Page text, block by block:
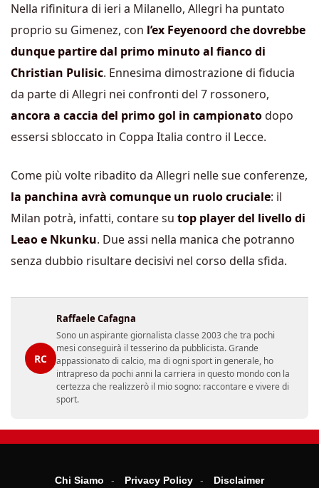
Nella rifinitura di ieri a Milanello, Allegri ha puntato
proprio su Gimenez, con l’ex Feyenoord che dovrebbe
dunque partire dal primo minuto al fianco di
Christian Pulisic. Ennesima dimostrazione di fiducia
da parte di Allegri nei confronti del 7 rossonero,
ancora a caccia del primo gol in campionatodopo
essersi sbloccato in Coppa Italia contro il Lecce.
Come più volte ribadito da Allegri nelle sue conferenze,
la panchina avrà comunque un ruolo cruciale: il
Milan potrà, infatti, contare su top player del livello di
Leao e Nkunku. Due assi nella manica che potranno
senza dubbio risultare decisivi nel corso della sfida.
RC
Raffaele Cafagna
Sono un aspirante giornalista classe 2003 che tra pochi
mesi conseguirà il tesserino da pubblicista. Grande
appassionato di calcio, ma di ogni sport in generale, ho
intrapreso da pochi anni la carriera in questo mondo con la
certezza che realizzerò il mio sogno: raccontare e vivere di
sport.
Chi Siamo Privacy Policy Disclaimer